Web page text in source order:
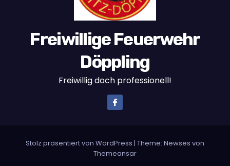
Freiwillige Feuerwehr
Döppling
Freiwillig doch professionell!
Stolz präsentiert von WordPress | Theme: Newses von
Themeansar